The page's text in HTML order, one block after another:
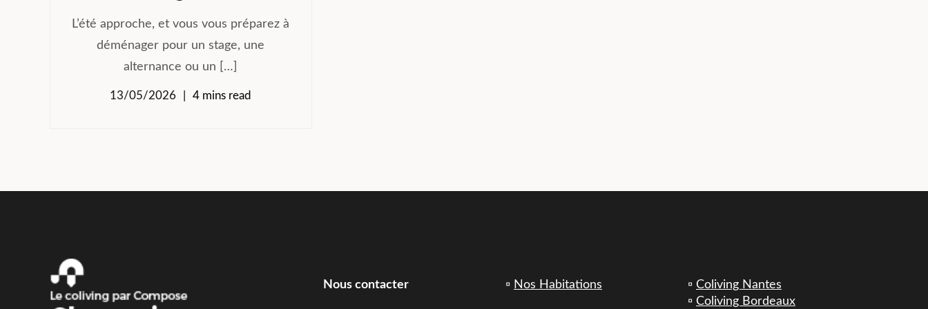
L’été approche, et vous vous préparez à
déménager pour un stage, une
alternance ou un […]
13/05/2026 4 mins read
Nous contacter ▫️ Nos Habitations ▫️ Coliving Nantes
▫️ Coliving Bordeaux